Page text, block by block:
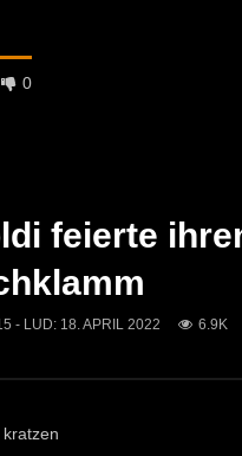
0
Später Ansehen
07:02
“Expedition
Kammern
feierte
- LUD: 18. APRIL 2022 6.9K
kratzen